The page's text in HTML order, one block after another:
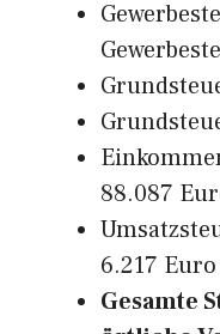
88.087
6.217 Euro
Gesamte